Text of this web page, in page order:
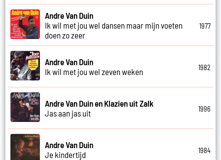
Andre Van Duin
Ik wil met jou wel dansen maar mijn voeten
doen zo zeer
1977
Andre Van Duin
Ik wil met jou wel zeven weken
1982
Andre Van Duin en Klazien uit Zalk
Jas aan jas uit
1996
Andre Van Duin
Je kindertijd
1984